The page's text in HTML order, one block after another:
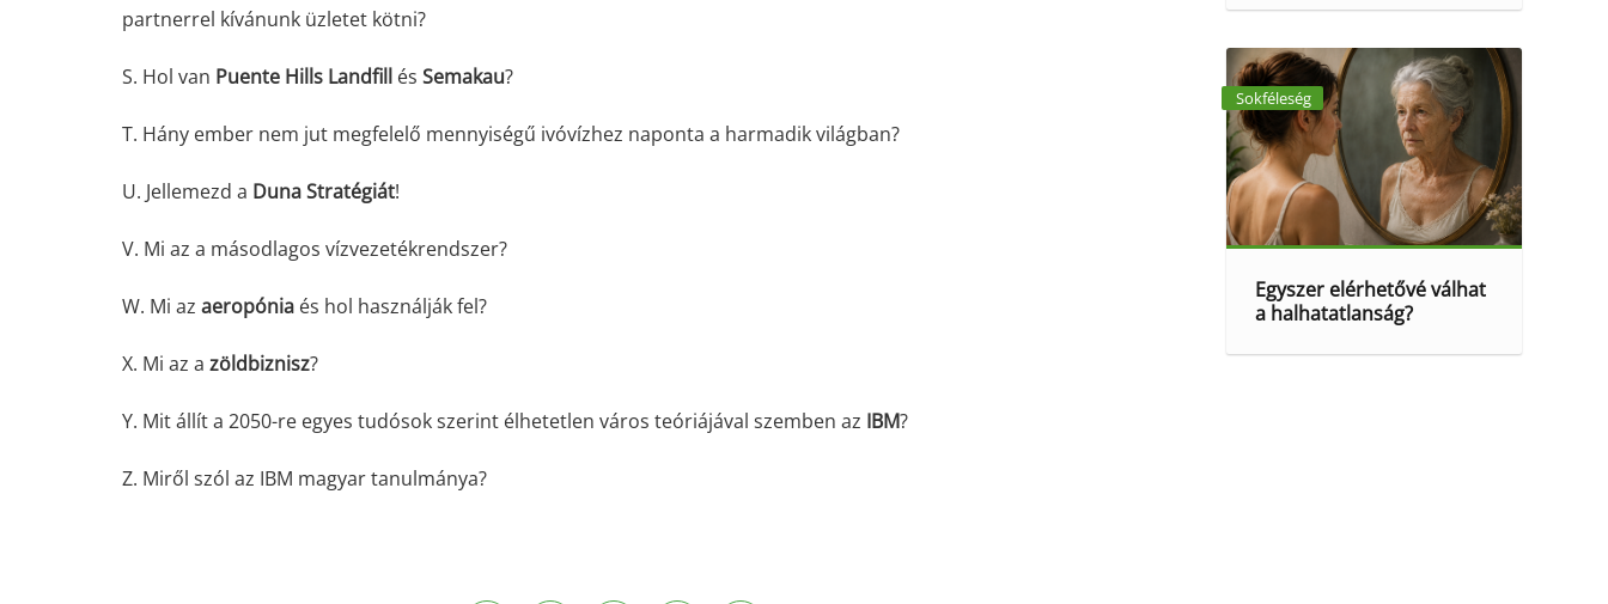
partnerrel kívánunk üzletet kötni?
S. Hol van Puente Hills Landfill és Semakau?
T. Hány ember nem jut megfelelő mennyiségű ivóvízhez naponta a harmadik világban?
U. Jellemezd a Duna Stratégiát!
V. Mi az a másodlagos vízvezetékrendszer?
W. Mi az aeropónia és hol használják fel?
X. Mi az a zöldbiznisz?
Y. Mit állít a 2050-re egyes tudósok szerint élhetetlen város teóriájával szemben az IBM?
Z. Miről szól az IBM magyar tanulmánya?
Sokféleség
Egyszer elérhetővé válhat
a halhatatlanság?